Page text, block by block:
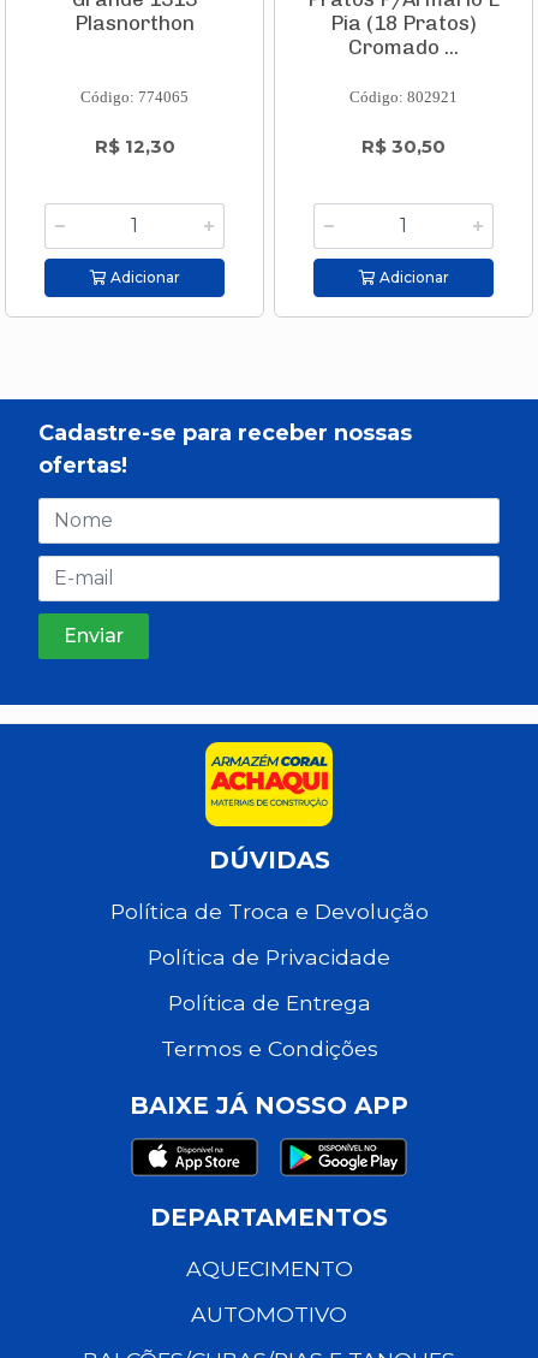
Plasnorthon
Código: 774065
R$ 12,30
Adicionar
Pia (18 Pratos)
Cromado ...
Código: 802921
R$ 30,50
Adicionar
Cadastre-se para receber nossas
ofertas!
DÚVIDAS
Política de Troca e Devolução
Política de Privacidade
Política de Entrega
Termos e Condições
BAIXE JÁ NOSSO APP
DEPARTAMENTOS
AQUECIMENTO
AUTOMOTIVO